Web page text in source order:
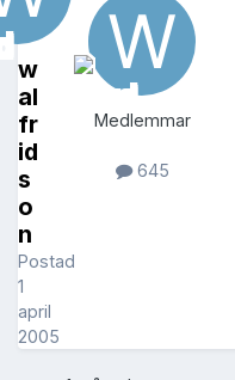
w
al
fr
id
s
o
n
Postad
1
april
2005
Medlemmar
645